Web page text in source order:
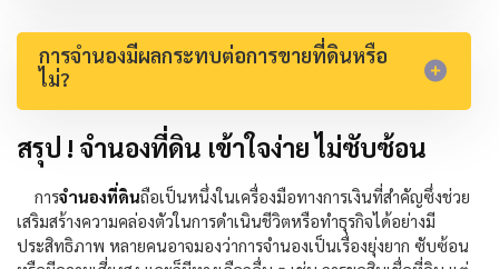
การจำนองมีผลกระทบต่อการขายที่ดินหรือ
ไม่?
สรุป ! จำนองที่ดิน เข้าใจง่าย ไม่ซับซ้อน
การจำนองที่ดินถือเป็นหนึ่งในเครื่องมือทางการเงินที่สำคัญซึ่งช่วย
เสริมสร้างความคล่องตัวในการดำเนินชีวิตหรือทำธุรกิจได้อย่างมี
ประสิทธิภาพ หลายคนอาจมองว่าการจำนองเป็นเรื่องยุ่งยาก ซับซ้อน